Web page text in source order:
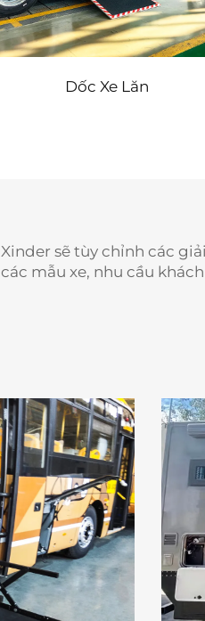
Dốc Xe Lăn
Xinder sẽ tùy chỉnh các
các mẫu xe, nhu cầu